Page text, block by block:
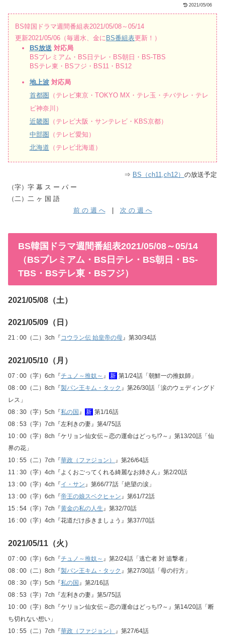
2021/05/06
BS韓国ドラマ週間番組表2021/05/08～05/14
更新2021/05/06（毎週水、金に BS番組表更新！）
BS放送 対応局
BSプレミアム・BS日テレ・BS朝日・BS-TBS
BSテレ東・BSフジ・BS11・BS12
地上波対応局
首都圏 （テレビ東京・TOKYO MX・テレ玉・チバテレ・テレ
ビ神奈川）
近畿圏 （テレビ大阪・サンテレビ・KBS京都）
中部圏 （テレビ愛知）
北海道 （テレビ北海道）
⇒ BS（ch11,ch12） の放送予定
（字）字 幕 ス ー パ ー
（二）二 ヶ 国 語
前 の 週 へ| 次 の 週 へ
BS韓国ドラマ週間番組表2021/05/08～05/14
（BSプレミアム・BS日テレ・BS朝日・BS-
TBS・BSテレ東・BSフジ）
2021/05/08（土）
2021/05/09（日）
21 : 00（二）3ch『コウラン伝 始皇帝の母』第30/34話
2021/05/10（月）
07 : 00（字）6ch『チュノ～推奴～ 』 新 第1/24話「朝鮮一の推奴師」
08 : 00（二）8ch『製パン王キム・タック 』第26/30話「涙のウェディングド
レス」
08 : 30（字）5ch『私の国』 新 第1/16話
08 : 53（字）7ch『左利きの妻』第4/75話
10 : 00（字）8ch『ケリョン仙女伝～恋の運命はどっち!?～』第13/20話「仙
界の花」
10 : 55（二）7ch『華政（ファジョン） 』第26/64話
11 : 30（字）4ch『よくおごってくれる綺麗なお姉さん』第2/20話
13 : 00（字）4ch『イ・サン』第66/77話「絶望の涙」
13 : 00（字）6ch『帝王の娘スベクヒャン』第61/72話
15 : 54（字）7ch『黄金の私の人生』第32/70話
16 : 00（字）4ch『花道だけ歩きましょう』第37/70話
2021/05/11（火）
07 : 00（字）6ch『チュノ～推奴～ 』第2/24話「逃亡者 対 追撃者」
08 : 00（二）8ch『製パン王キム・タック 』第27/30話「母の行方」
08 : 30（字）5ch『私の国』第2/16話
08 : 53（字）7ch『左利きの妻』第5/75話
10 : 00（字）8ch『ケリョン仙女伝～恋の運命はどっち!?～』第14/20話「断
ち切れない想い」
10 : 55（二）7ch『華政（ファジョン） 』第27/64話